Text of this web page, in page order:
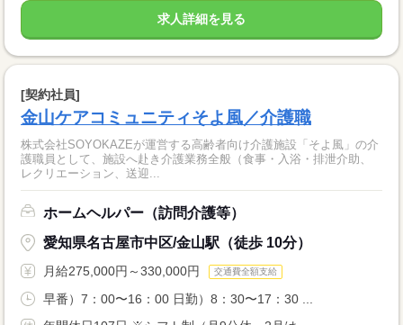
求人詳細を見る
[契約社員]
金山ケアコミュニティそよ風／介護職
株式会社SOYOKAZEが運営する高齢者向け介護施設「そよ風」の介
護職員として、施設へ赴き介護業務全般（食事・入浴・排泄介助、
レクリエーション、送迎...
ホームヘルパー（訪問介護等）
愛知県名古屋市中区/金山駅（徒歩 10分）
月給275,000円～330,000円 交通費全額支給
早番）7：00〜16：00 日勤）8：30〜17：30 ...